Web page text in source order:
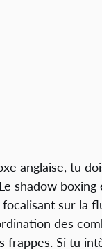
anglaise, tu
shadow
sur la
des
frappes. Si tu